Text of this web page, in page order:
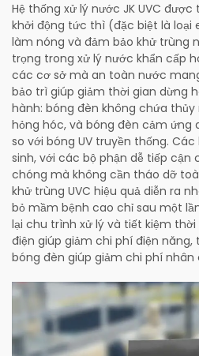
Hệ thống xử lý nước JK UVC
khởi động tức thì (đặc biệt là loại
làm nóng và đảm bảo khử trùng
trọng trong xử lý nước khẩn cấp
các cơ sở mà an toàn nước
bảo trì giúp giảm thời gian dừng
hành: bóng đèn không chứa
hỏng hóc, và bóng đèn cảm ứng
so với bóng UV truyền thống.
sinh, với các bộ phận dễ tiếp cận
chóng mà không cần tháo dỡ
khử trùng UVC hiệu quả diễn ra
bỏ mầm bệnh cao chỉ sau một
lại chu trình xử lý và tiết kiệm
điện giúp giảm chi phí điện năng,
bóng đèn giúp giảm chi phí